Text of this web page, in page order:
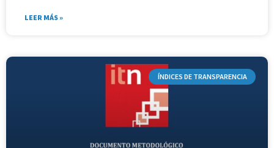
LEER MÁS »
ÍNDICES DE TRANSPARENCIA